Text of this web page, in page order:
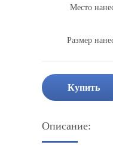
Место
Размер
Купить
Описание: